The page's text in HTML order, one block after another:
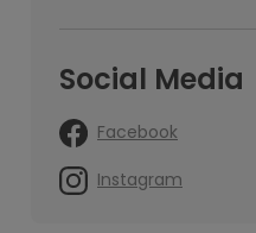
Social Media
Facebook
Instagram